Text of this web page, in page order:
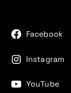
Facebook
Instagram
YouTube